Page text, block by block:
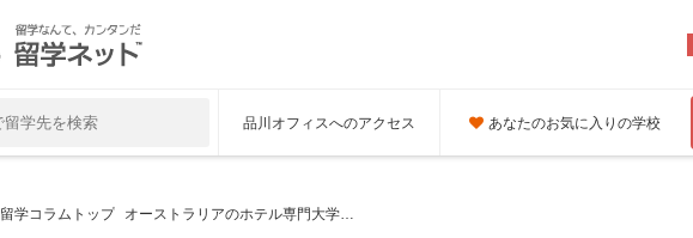
品川オフィスへのアクセス あなたのお気に入りの学校
留学コラムトップ オーストラリアのホテル専門大学、ブルーマウンテンズ インターナショナル ホテルマネジメントスクールのご紹介